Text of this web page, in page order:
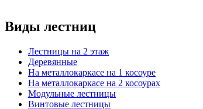
Виды лестниц
Лестницы на 2 этаж
Деревянные
На металлокаркасе на 1 косоуре
На металлокаркасе на 2 косоурах
Модульные лестницы
Винтовые лестницы